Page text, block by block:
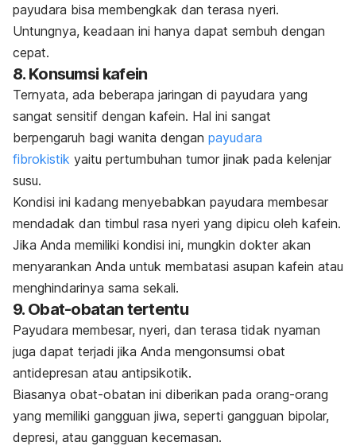
payudara bisa membengkak dan terasa nyeri.
Untungnya, keadaan ini hanya dapat sembuh dengan
cepat.
8. Konsumsi kafein
Ternyata, ada beberapa jaringan di payudara yang
sangat sensitif dengan kafein. Hal ini sangat
berpengaruh bagi wanita dengan payudara
fibrokistik yaitu pertumbuhan tumor jinak pada kelenjar
susu.
Kondisi ini kadang menyebabkan payudara membesar
mendadak dan timbul rasa nyeri yang dipicu oleh kafein.
Jika Anda memiliki kondisi ini, mungkin dokter akan
menyarankan Anda untuk membatasi asupan kafein atau
menghindarinya sama sekali.
9. Obat-obatan tertentu
Payudara membesar, nyeri, dan terasa tidak nyaman
juga dapat terjadi jika Anda mengonsumsi obat
antidepresan atau antipsikotik.
Biasanya obat-obatan ini diberikan pada orang-orang
yang memiliki gangguan jiwa, seperti gangguan bipolar,
depresi, atau gangguan kecemasan.